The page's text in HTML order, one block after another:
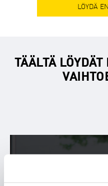
LÖYDÄ
TÄÄLTÄ
Haluan aktivoida Googlen LLC-
sisällön hyväksyn, että